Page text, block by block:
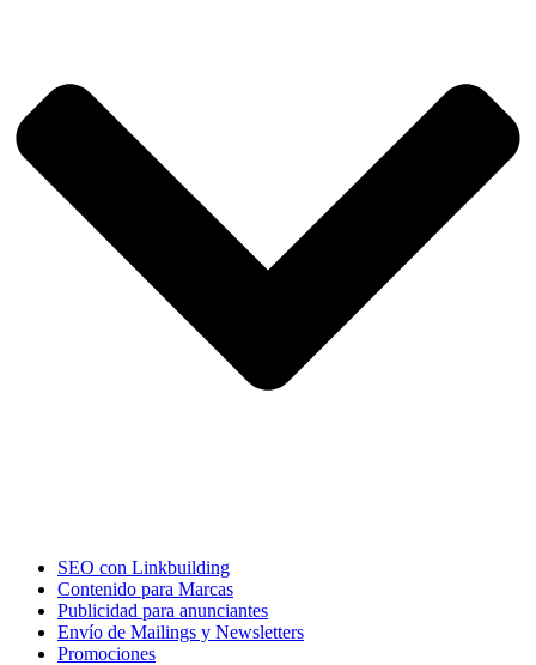
SEO con Linkbuilding
Contenido para Marcas
Publicidad para anunciantes
Envío de Mailings y Newsletters
Promociones